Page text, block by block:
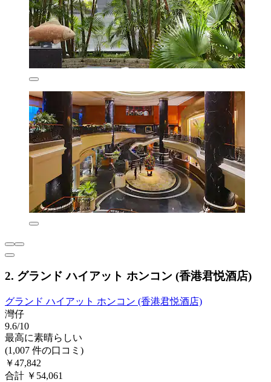
2. グランド ハイアット ホンコン (香港君悦酒店)
グランド ハイアット ホンコン (香港君悦酒店)
灣仔
9.6/10
最高に素晴らしい
(1,007 件の口コミ)
￥47,842
合計 ￥54,061